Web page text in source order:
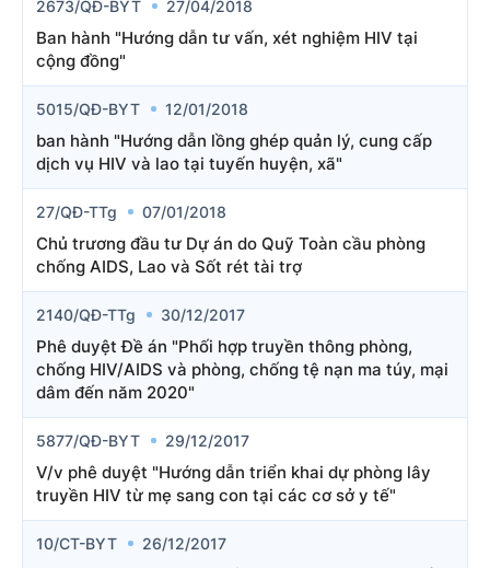
2673/QĐ-BYT 27/04/2018
Ban hành "Hướng dẫn tư vấn, xét nghiệm HIV tại
cộng đồng"
5015/QĐ-BYT 12/01/2018
ban hành "Hướng dẫn lồng ghép quản lý, cung cấp
dịch vụ HIV và lao tại tuyến huyện, xã"
27/QĐ-TTg 07/01/2018
Chủ trương đầu tư Dự án do Quỹ Toàn cầu phòng
chống AIDS, Lao và Sốt rét tài trợ
2140/QĐ-TTg 30/12/2017
Phê duyệt Đề án "Phối hợp truyền thông phòng,
chống HIV/AIDS và phòng, chống tệ nạn ma túy, mại
dâm đến năm 2020"
5877/QĐ-BYT 29/12/2017
V/v phê duyệt "Hướng dẫn triển khai dự phòng lây
truyền HIV từ mẹ sang con tại các cơ sở y tế"
10/CT-BYT 26/12/2017